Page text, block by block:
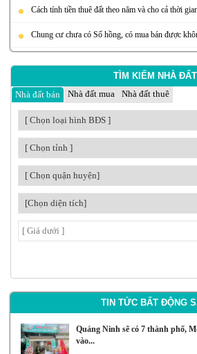
TÌM KIẾM NHÀ ĐẤT
Nhà đất bán
Nhà đất mua Nhà đất thuê
TIN TỨC BẤT ĐỘNG
Quảng Ninh sẽ có 7 thành phố,
vào...
Cách tính tiền thuê đất theo năm và cho cả thời
Chung cư chưa có Sổ hồng, có mua bán được